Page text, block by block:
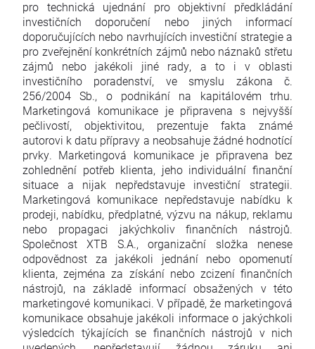
pro technická ujednání pro objektivní předkládání
investičních doporučení nebo jiných informací
doporučujících nebo navrhujících investiční strategie a
pro zveřejnění konkrétních zájmů nebo náznaků střetu
zájmů nebo jakékoli jiné rady, a to i v oblasti
investičního poradenství, ve smyslu zákona č.
256/2004 Sb., o podnikání na kapitálovém trhu.
Marketingová komunikace je připravena s nejvyšší
pečlivostí, objektivitou, prezentuje fakta známé
autorovi k datu přípravy a neobsahuje žádné hodnotící
prvky. Marketingová komunikace je připravena bez
zohlednění potřeb klienta, jeho individuální finanční
situace a nijak nepředstavuje investiční strategii.
Marketingová komunikace nepředstavuje nabídku k
prodeji, nabídku, předplatné, výzvu na nákup, reklamu
nebo propagaci jakýchkoliv finančních nástrojů.
Společnost XTB S.A., organizační složka nenese
odpovědnost za jakékoli jednání nebo opomenutí
klienta, zejména za získání nebo zcizení finančních
nástrojů, na základě informací obsažených v této
marketingové komunikaci. V případě, že marketingová
komunikace obsahuje jakékoli informace o jakýchkoli
výsledcích týkajících se finančních nástrojů v nich